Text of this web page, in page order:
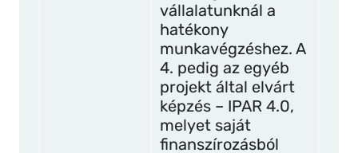
vállalatunknál a
hatékony
munkavégzéshez. A
4. pedig az egyéb
projekt által elvárt
képzés – IPAR 4.0,
melyet saját
finanszírozásból